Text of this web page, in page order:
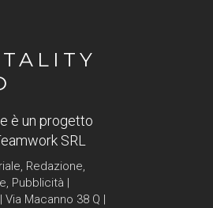
è un progetto
SRL
Redazione,
Pubblicità |
| Via Macanno 38 Q |